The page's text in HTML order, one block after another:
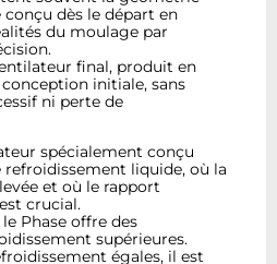
conçu dès le départ en
du moulage par
final, produit en
initiale, sans
ni perte de
spécialement conçu
refroidissement liquide, où la
et où le rapport
crucial.
Phase offre des
supérieures.
égales, il est